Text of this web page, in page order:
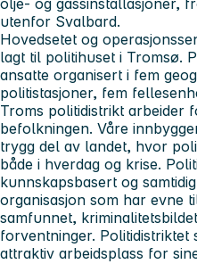
olje- og gassinstallasjoner,
utenfor Svalbard.
Hovedsetet og
lagt til politihuset i Tromsø.
ansatte organisert i fem
politistasjoner, fem
Troms politidistrikt arbeider
befolkningen. Våre
trygg del av landet, hvor
både i hverdag og krise.
kunnskapsbasert og
organisasjon som har evne
samfunnet,
forventninger.
attraktiv arbeidsplass for